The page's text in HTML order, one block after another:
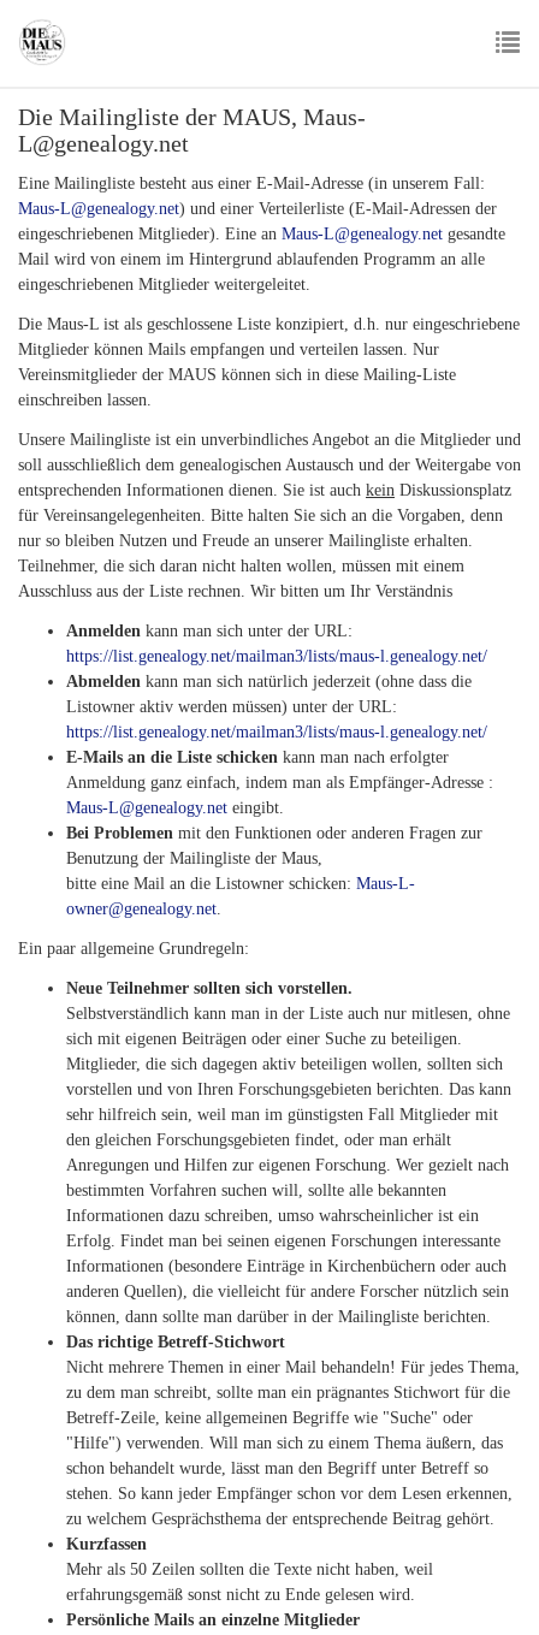
main
Die Mailingliste der MAUS, Maus-
L@genealogy.net
Eine Mailingliste besteht aus einer E-Mail-Adresse (in unserem Fall:
Maus-L@genealogy.net) und einer Verteilerliste (E-Mail-Adressen der
eingeschriebenen Mitglieder). Eine an Maus-L@genealogy.net gesandte
Mail wird von einem im Hintergrund ablaufenden Programm an alle
eingeschriebenen Mitglieder weitergeleitet.
Die Maus-L ist als geschlossene Liste konzipiert, d.h. nur eingeschriebene
Mitglieder können Mails empfangen und verteilen lassen. Nur
Vereinsmitglieder der MAUS können sich in diese Mailing-Liste
einschreiben lassen.
Unsere Mailingliste ist ein unverbindliches Angebot an die Mitglieder und
soll ausschließlich dem genealogischen Austausch und der Weitergabe von
entsprechenden Informationen dienen. Sie ist auch kein Diskussionsplatz
für Vereinsangelegenheiten. Bitte halten Sie sich an die Vorgaben, denn
nur so bleiben Nutzen und Freude an unserer Mailingliste erhalten.
Teilnehmer, die sich daran nicht halten wollen, müssen mit einem
Ausschluss aus der Liste rechnen. Wir bitten um Ihr Verständnis
Anmelden kann man sich unter der URL:
https://list.genealogy.net/mailman3/lists/maus-l.genealogy.net/
Abmelden kann man sich natürlich jederzeit (ohne dass die
Listowner aktiv werden müssen) unter der URL:
https://list.genealogy.net/mailman3/lists/maus-l.genealogy.net/
E-Mails an die Liste schicken kann man nach erfolgter
Anmeldung ganz einfach, indem man als Empfänger-Adresse :
Maus-L@genealogy.net eingibt.
Bei Problemen mit den Funktionen oder anderen Fragen zur
Benutzung der Mailingliste der Maus,
bitte eine Mail an die Listowner schicken: Maus-L-
owner@genealogy.net.
Ein paar allgemeine Grundregeln:
Neue Teilnehmer sollten sich vorstellen.
Selbstverständlich kann man in der Liste auch nur mitlesen, ohne
sich mit eigenen Beiträgen oder einer Suche zu beteiligen.
Mitglieder, die sich dagegen aktiv beteiligen wollen, sollten sich
vorstellen und von Ihren Forschungsgebieten berichten. Das kann
sehr hilfreich sein, weil man im günstigsten Fall Mitglieder mit
den gleichen Forschungsgebieten findet, oder man erhält
Anregungen und Hilfen zur eigenen Forschung. Wer gezielt nach
bestimmten Vorfahren suchen will, sollte alle bekannten
Informationen dazu schreiben, umso wahrscheinlicher ist ein
Erfolg. Findet man bei seinen eigenen Forschungen interessante
Informationen (besondere Einträge in Kirchenbüchern oder auch
anderen Quellen), die vielleicht für andere Forscher nützlich sein
können, dann sollte man darüber in der Mailingliste berichten.
Das richtige Betreff-Stichwort
Nicht mehrere Themen in einer Mail behandeln! Für jedes Thema,
zu dem man schreibt, sollte man ein prägnantes Stichwort für die
Betreff-Zeile, keine allgemeinen Begriffe wie "Suche" oder
"Hilfe") verwenden. Will man sich zu einem Thema äußern, das
schon behandelt wurde, lässt man den Begriff unter Betreff so
stehen. So kann jeder Empfänger schon vor dem Lesen erkennen,
zu welchem Gesprächsthema der entsprechende Beitrag gehört.
Kurzfassen
Mehr als 50 Zeilen sollten die Texte nicht haben, weil
erfahrungsgemäß sonst nicht zu Ende gelesen wird.
Persönliche Mails an einzelne Mitglieder